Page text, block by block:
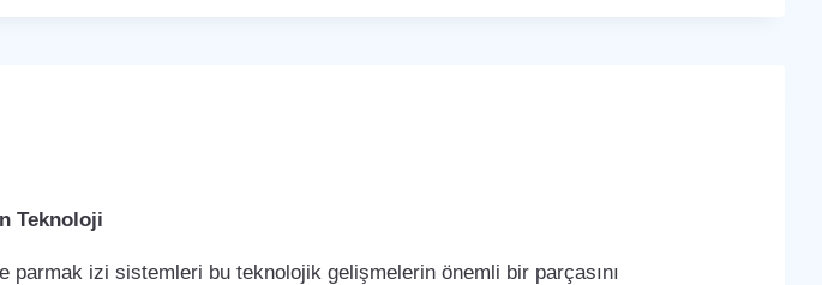
Teknoloji
izi sistemleri bu teknolojik gelişmelerin önemli bir parçasını